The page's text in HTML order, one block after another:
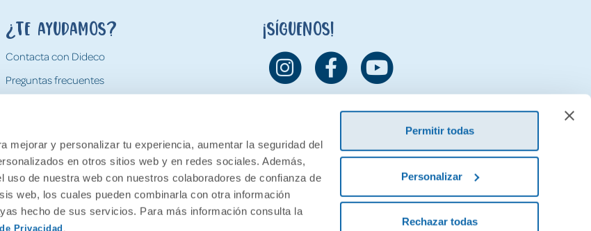
mejorar y personalizar tu experiencia, aumentar la seguridad del
en otros sitios web y en redes sociales. Además,
uso de nuestra web con nuestros colaboradores de confianza de
web, los cuales pueden combinarla con otra información
hecho de sus servicios. Para más información consulta la
Privacidad .
Permitir todas
Personalizar
Rechazar todas
¿Te ayudamos?
Contacta con Dideco
Preguntas frecuentes
Devoluciones
¡Síguenos!